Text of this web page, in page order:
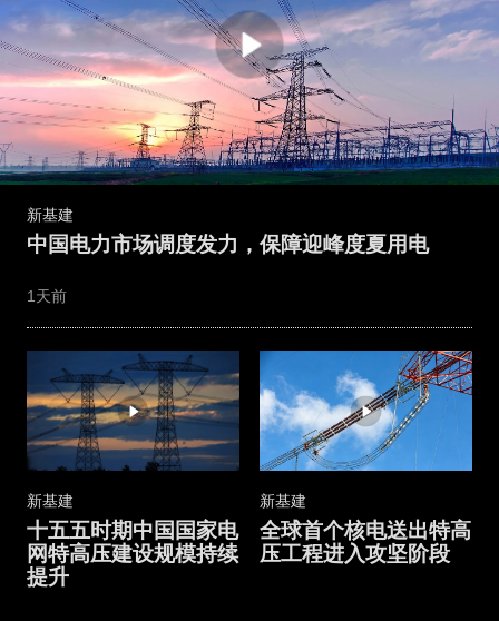
新基建
中国电力市场调度发力，保障迎峰度夏用电
1天前
新基建
十五五时期中国国家电
网特高压建设规模持续
提升
新基建
全球首个核电送出特高
压工程进入攻坚阶段